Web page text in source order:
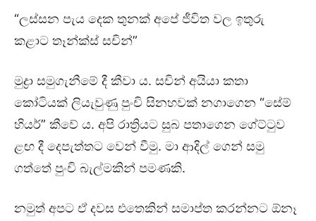
“ලස්සන පැය දෙක තුනක් අපේ ජීවිත වල ඉතුරු
කළාට තෑන්ක්ස් සචින්”
මුද්‍රා සමුගැනීමේ දී කීවා ය. සචින් අයියා කතා
කෝටියක් ලියැවුණු පුංචි සිනහවක් නගාගෙන “සේම්
හියර්” කීවේ ය. අපි රාත්‍රියට සුබ පතාගෙන ගේට්ටුව
ළඟ දී දෙපැත්තට වෙන් වීමු. මා ආදිල් ගෙන් සමු
ගත්තේ පුංචි බැල්මකින් පමණකි.
නමුත් අපට ඒ දවස එතෙකින් සමාප්ත කරන්නට ඕනෑ